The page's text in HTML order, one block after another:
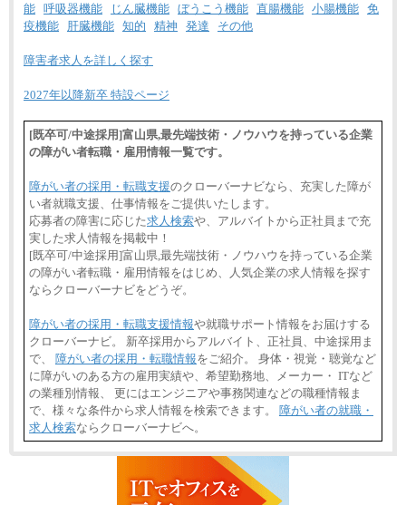
能 呼吸器機能 じん臓機能 ぼうこう機能 直腸機能 小腸機能 免
疫機能
肝臓機能 知的 精神 発達 その他
障害者求人を詳しく探す
2027年以降新卒 特設ページ
[既卒可/中途採用]富山県,最先端技術・ノウハウを持っている企業
の障がい者転職・雇用情報一覧です。
障がい者の採用・転職支援のクローバーナビなら、充実した障が
い者就職支援、仕事情報をご提供いたします。
応募者の障害に応じた求人検索や、アルバイトから正社員まで充
実した求人情報を掲載中！
[既卒可/中途採用]富山県,最先端技術・ノウハウを持っている企業
の障がい者転職・雇用情報をはじめ、人気企業の求人情報を探す
ならクローバーナビをどうぞ。
障がい者の採用・転職支援情報や就職サポート情報をお届けする
クローバーナビ。 新卒採用からアルバイト、正社員、中途採用ま
で、 障がい者の採用・転職情報をご紹介。 身体・視覚・聴覚など
に障がいのある方の雇用実績や、希望勤務地、メーカー・ ITなど
の業種別情報、 更にはエンジニアや事務関連などの職種情報ま
で、様々な条件から求人情報を検索できます。 障がい者の就職・
求人検索ならクローバーナビへ。